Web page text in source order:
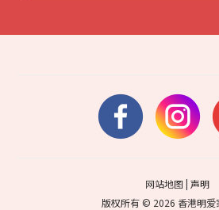
网站地图 |声明
版权所有 © 2026 香港明爱